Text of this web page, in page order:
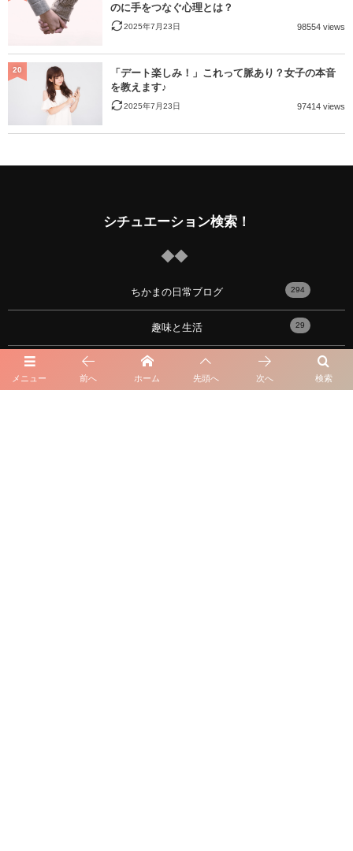
のに手をつなぐ心理とは？
2025年7月23日 98554 views
「デート楽しみ！」これって脈あり？女子の本音
を教えます♪
2025年7月23日 97414 views
20
メニュー 検索
前へ ホーム 先頭へ 次へ
シチュエーション検索！
ちかまの日常ブログ 294
趣味と生活 29
外見の悩み